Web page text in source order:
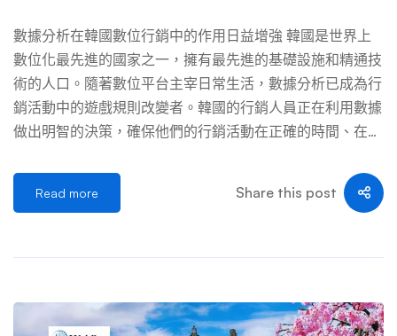
了消費者行為，影響著個人對品牌的看法和連結。因此，培
養強烈的社群意識可以提高品牌忠誠度，並與尋求聯繫和歸
屬感的消費者建立持久的關係。 在這種背景下，品牌應該
採取與目標受眾集體價值觀產生共鳴的策略。透過了解韓國
社會的文化差異，公司可以有效地傳達他們的訊息，並圍繞
過整合這些方法，品牌不僅可以培養忠實的客戶群，還可以
將其產品轉變為社群的核心元素，從而增強其整體市場影響
數據分析在韓國數位行銷中的作用日益增強 韓國是世界上
數位化最先進的國家之一，擁有最先進的基礎設施和精通技
術的人口。隨著數位平台主宰日常生活，數據分析已成為行
銷活動中的遊戲規則改變者。韓國的行銷人員正在利用數據
做出明智的決策，確保他們的行銷活動在正確的時間、在正
烈的市場中，數據分析有助於縮小消費者期望和業務目標之
間的差距。借助工具和見解，品牌可以完善其策略、個人化
二，既有全球平台，也有 Naver 和 Kakao 等本地主導平
台。每個平台都提供分析工具來幫助企業優化其行銷活動。
Read more Share this post